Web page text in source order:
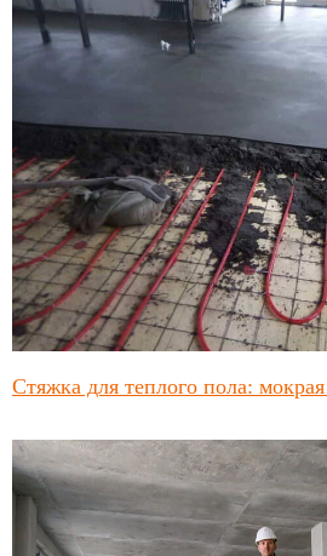
Стяжка для теплого пола: